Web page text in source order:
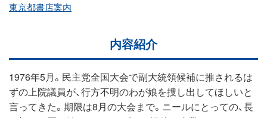
東京都書店案内
内容紹介
1976年5月。民主党全国大会で副大統領候補に推されるは
ずの上院議員が、行方不明のわが娘を捜し出してほしいと
言ってきた。期限は8月の大会まで。ニールにとっての、長